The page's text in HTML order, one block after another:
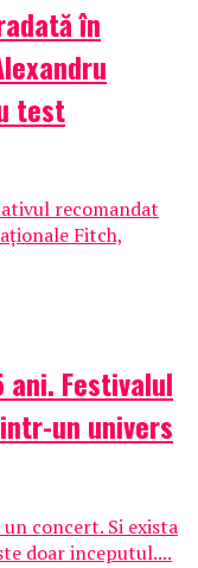
în
test
recomandat
Fitch,
ani. Festivalul
un univers
concert. Si exista
doar inceputul....